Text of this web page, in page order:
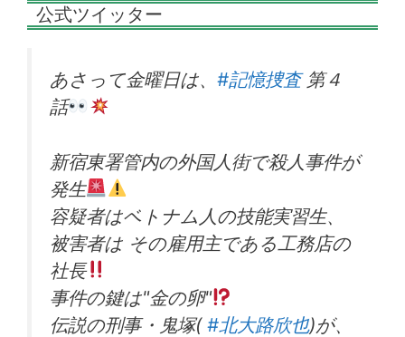
公式ツイッター
あさって金曜日は、 #記憶捜査第４
話
新宿東署管内の外国人街で殺人事件が
発生
容疑者はベトナム人の技能実習生、
被害者は その雇用主である工務店の
社長
事件の鍵は"金の卵"
伝説の刑事・鬼塚( #北大路欣也)が、